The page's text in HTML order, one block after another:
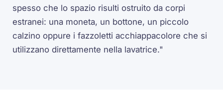
spesso che lo spazio risulti ostruito da corpi
estranei: una moneta, un bottone, un piccolo
calzino oppure i fazzoletti acchiappacolore che si
utilizzano direttamente nella lavatrice."